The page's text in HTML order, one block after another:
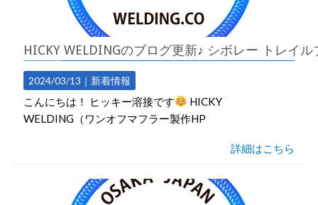
HICKY WELDINGのブログ更新♪ シボレー トレイ
2024/03/13｜ 新着情報
こんにちは！ ヒッキー溶接です
HICKY
WELDING（ワンオフマフラー製作HP
詳細はこちら